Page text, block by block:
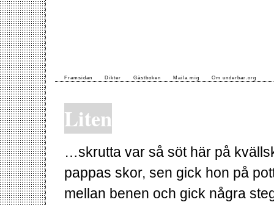
Framsidan Dikter Gästboken Maila mig Om underbar.org
Liten
…skrutta var så söt här på
pappas skor, sen gick hon på
mellan benen och gick några